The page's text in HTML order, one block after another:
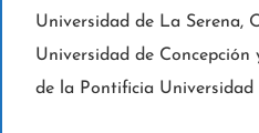
Universidad de La Serena,
Universidad de
de la Pontificia Universidad